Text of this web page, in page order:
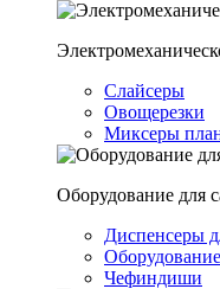
Слайсеры
Овощерезки
Миксеры
Оборудование для
Диспенсеры
Чефиндиши